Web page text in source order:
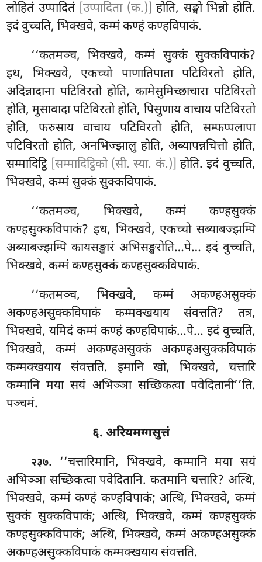
लोहितं उप्पादितं [उप्पादिता (क.)] होति, सङ्घो भिन्नो होति.
इदंवुच्चति, भिक्खवे, कम्मं कण्हं कण्हविपाकं.
‘‘कतमञ्च, भिक्खवे, कम्मं सुक्कं सुक्कविपाकं?
इध, भिक्खवे, एकच्चो पाणातिपाता पटिविरतो होति,
अदिन्नादाना पटिविरतो होति, कामेसुमिच्छाचारा पटिविरतो
होति, मुसावादा पटिविरतो होति, पिसुणाय वाचाय पटिविरतो
होति, फरुसाय वाचाय पटिविरतो होति, सम्फप्पलापा
पटिविरतो होति, अनभिज्झालु होति, अब्यापन्नचित्तो होति,
सम्मादिट्ठि [सम्मादिट्ठिको (सी. स्या. कं.)] होति. इदं वुच्चति,
भिक्खवे, कम्मं सुक्कं सुक्कविपाकं.
‘‘कतमञ्च, भिक्खवे, कम्मं कण्हसुक्कं
कण्हसुक्कविपाकं? इध, भिक्खवे, एकच्चो सब्याबज्झम्पि
अब्याबज्झम्पि कायसङ्खारं अभिसङ्खरोति…पे… इदं वुच्चति,
भिक्खवे, कम्मं कण्हसुक्कं कण्हसुक्कविपाकं.
‘‘कतमञ्च, भिक्खवे, कम्मं अकण्हअसुक्कं
अकण्हअसुक्कविपाकं कम्मक्खयाय संवत्तति? तत्र,
भिक्खवे, यमिदं कम्मं कण्हं कण्हविपाकं…पे… इदं वुच्चति,
भिक्खवे, कम्मं अकण्हअसुक्कं अकण्हअसुक्कविपाकं
कम्मक्खयाय संवत्तति. इमानि खो, भिक्खवे, चत्तारि
कम्मानि मया सयं अभिञ्ञा सच्छिकत्वा पवेदितानी’’ति.
पञ्चमं.
६. अरियमग्गसुत्तं
२३७. ‘‘चत्तारिमानि, भिक्खवे, कम्मानि मया सयं
अभिञ्ञा सच्छिकत्वा पवेदितानि. कतमानि चत्तारि? अत्थि,
भिक्खवे, कम्मं कण्हं कण्हविपाकं; अत्थि, भिक्खवे, कम्मं
सुक्कं सुक्कविपाकं; अत्थि, भिक्खवे, कम्मं कण्हसुक्कं
कण्हसुक्कविपाकं; अत्थि, भिक्खवे, कम्मं अकण्हअसुक्कं
अकण्हअसुक्कविपाकं कम्मक्खयाय संवत्तति.